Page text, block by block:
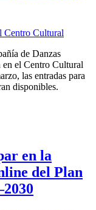
de Danzas
el Centro Cultural
las entradas para
disponibles.
en la
del Plan